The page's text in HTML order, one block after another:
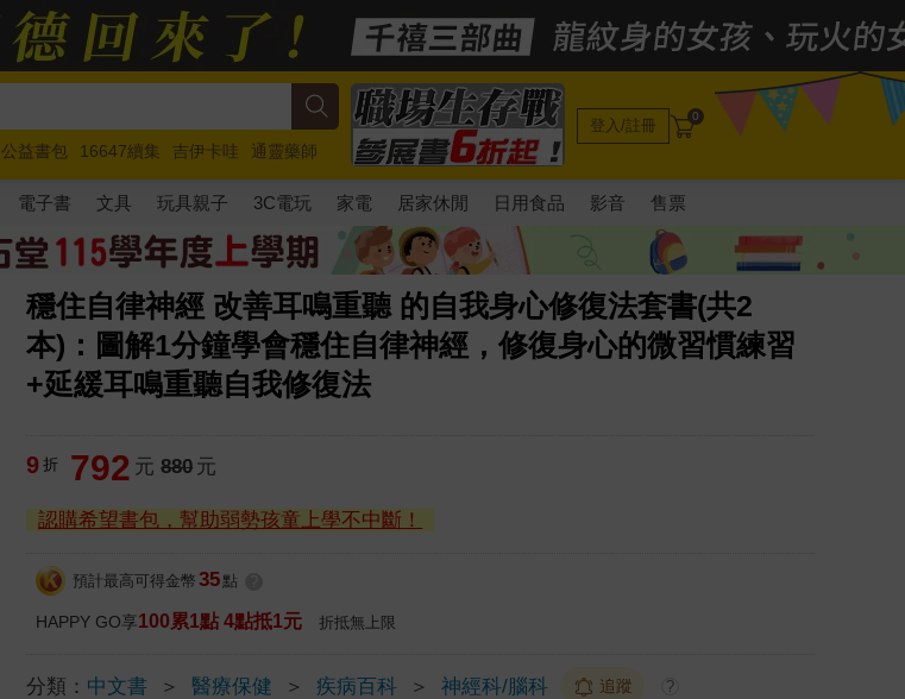
公益書包 16647續集 吉伊卡哇
通靈藥師
玩具總動員5 超慢跑
登入/註冊 0
電子書 文具 玩具親子 3C電玩 家電 居家休閒 日用食品 影音 售票
穩住自律神經 改善耳鳴重聽 的自我身心修復法套書(共2
本)：圖解1分鐘學會穩住自律神經，修復身心的微習慣練習
+延緩耳鳴重聽自我修復法
9 折 792 元 880 元
認購希望書包，幫助弱勢孩童上學不中斷！
預計最高可得金幣 35 點
HAPPY GO享100累1點 4點抵1元 折抵無上限
分類： 中文書 ＞ 醫療保健 ＞ 疾病百科 ＞ 神經科/腦科 追蹤 ?